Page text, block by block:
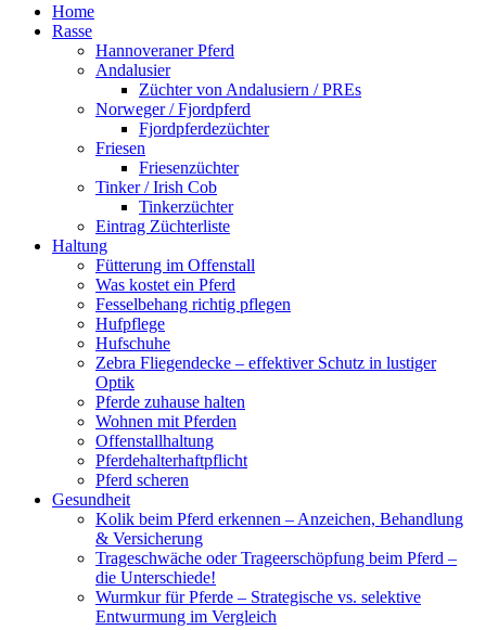
Home
Rasse
Hannoveraner Pferd
Andalusier
Züchter von Andalusiern / PREs
Norweger / Fjordpferd
Fjordpferdezüchter
Friesen
Friesenzüchter
Tinker / Irish Cob
Tinkerzüchter
Eintrag Züchterliste
Haltung
Fütterung im Offenstall
Was kostet ein Pferd
Fesselbehang richtig pflegen
Hufpflege
Hufschuhe
Zebra Fliegendecke – effektiver Schutz in lustiger
Optik
Pferde zuhause halten
Wohnen mit Pferden
Offenstallhaltung
Pferdehalterhaftpflicht
Pferd scheren
Gesundheit
Kolik beim Pferd erkennen – Anzeichen, Behandlung
& Versicherung
Trageschwäche oder Trageerschöpfung beim Pferd –
die Unterschiede!
Wurmkur für Pferde – Strategische vs. selektive
Entwurmung im Vergleich